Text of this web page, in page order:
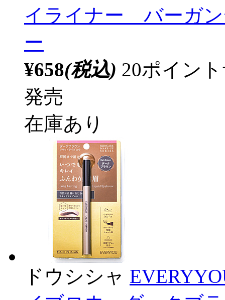
イライナー バーガン
ー
¥658(税込) 20ポイン
発売
在庫あり
ドウシシャ